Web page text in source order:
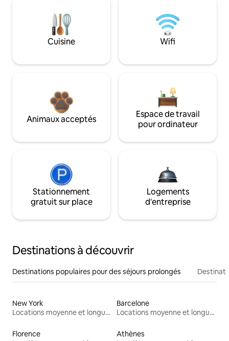
Cuisine Wifi
Animaux acceptés
Espace de travail
pour ordinateur
Stationnement
gratuit sur place
Logements
d'entreprise
Destinations à découvrir
Destinations populaires pour des séjours prolongés
New York
Locations moyenne et longue durée
Barcelone
Locations moyenne et longue durée
Florence
Athènes